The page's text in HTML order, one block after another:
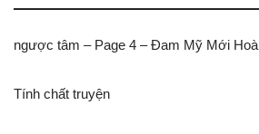
ngược tâm – Page 4 – Đam Mỹ Mới
Tính chất truyện